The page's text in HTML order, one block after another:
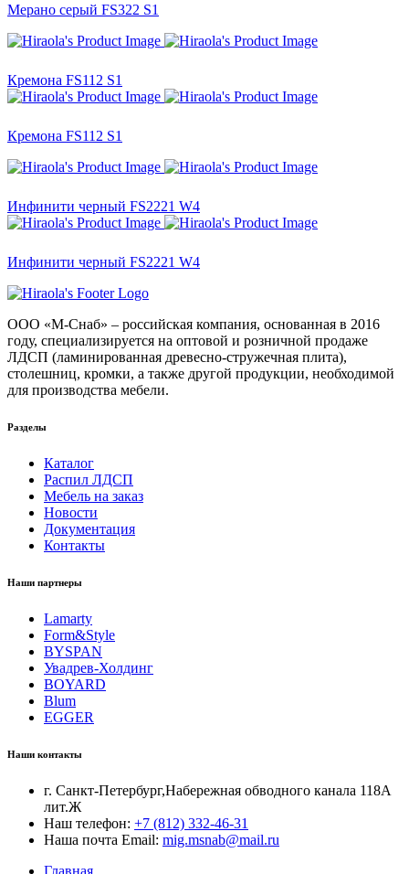
Мерано серый FS322 S1
Кремона FS112 S1
Кремона FS112 S1
Инфинити черный FS2221 W4
Инфинити черный FS2221 W4
ООО «М-Снаб» – российская компания, основанная в 2016
году, специализируется на оптовой и розничной продаже
ЛДСП (ламинированная древесно-стружечная плита),
столешниц, кромки, а также другой продукции, необходимой
для производства мебели.
Разделы
Каталог
Распил ЛДСП
Мебель на заказ
Новости
Документация
Контакты
Наши партнеры
Lamarty
Form&Style
BYSPAN
Увадрев-Холдинг
BOYARD
Blum
EGGER
Наши контакты
г. Санкт-Петербург,Набережная обводного канала 118А
лит.Ж
Наш телефон: +7 (812) 332-46-31
Наша почта Email: mig.msnab@mail.ru
Главная